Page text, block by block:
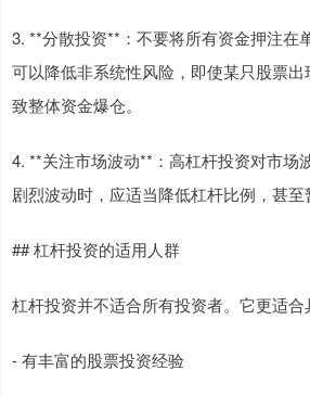
3. **分散投资**：不要将所有资金押注在
可以降低非系统性风险，即使某只股票
致整体资金爆仓。
4. **关注市场波动**：高杠杆投资对市场
剧烈波动时，应适当降低杠杆比例，甚至
## 杠杆投资的适用人群
杠杆投资并不适合所有投资者。它更适合
- 有丰富的股票投资经验